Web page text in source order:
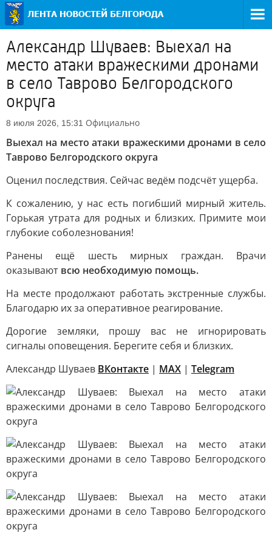
Александр Шуваев: Выехал на
место атаки вражескими дронами
в село Таврово Белгородского
округа
8 июля 2026, 15:31 Официально
Выехал на место атаки вражескими дронами в село
Таврово Белгородского округа
Оценил последствия. Сейчас ведём подсчёт ущерба.
К сожалению, у нас есть погибший мирный житель.
Горькая утрата для родных и близких. Примите мои
глубокие соболезнования!
Ранены ещё шесть мирных граждан. Врачи
оказывают всю необходимую помощь.
На месте продолжают работать экстренные службы.
Благодарю их за оперативное реагирование.
Дорогие земляки, прошу вас не игнорировать
сигналы оповещения. Берегите себя и близких.
Александр Шуваев ВКонтакте | MAX | Telegram